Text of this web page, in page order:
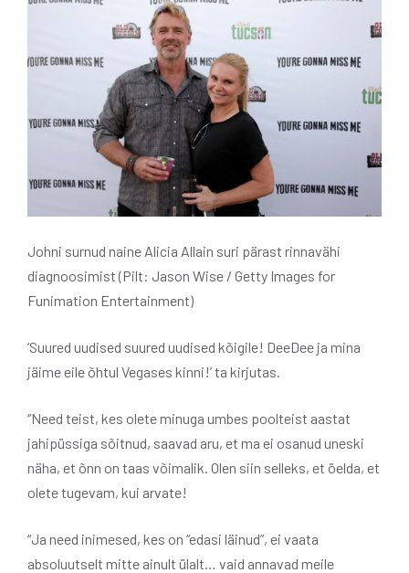
Johni surnud naine Alicia Allain suri pärast rinnavähi
diagnoosimist (Pilt: Jason Wise / Getty Images for
Funimation Entertainment)
‘Suured uudised suured uudised kõigile! DeeDee ja mina
jäime eile õhtul Vegases kinni!’ ta kirjutas.
“Need teist, kes olete minuga umbes poolteist aastat
jahipüssiga sõitnud, saavad aru, et ma ei osanud uneski
näha, et õnn on taas võimalik. Olen siin selleks, et öelda, et
olete tugevam, kui arvate!
“Ja need inimesed, kes on “edasi läinud”, ei vaata
absoluutselt mitte ainult ülalt… vaid annavad meile